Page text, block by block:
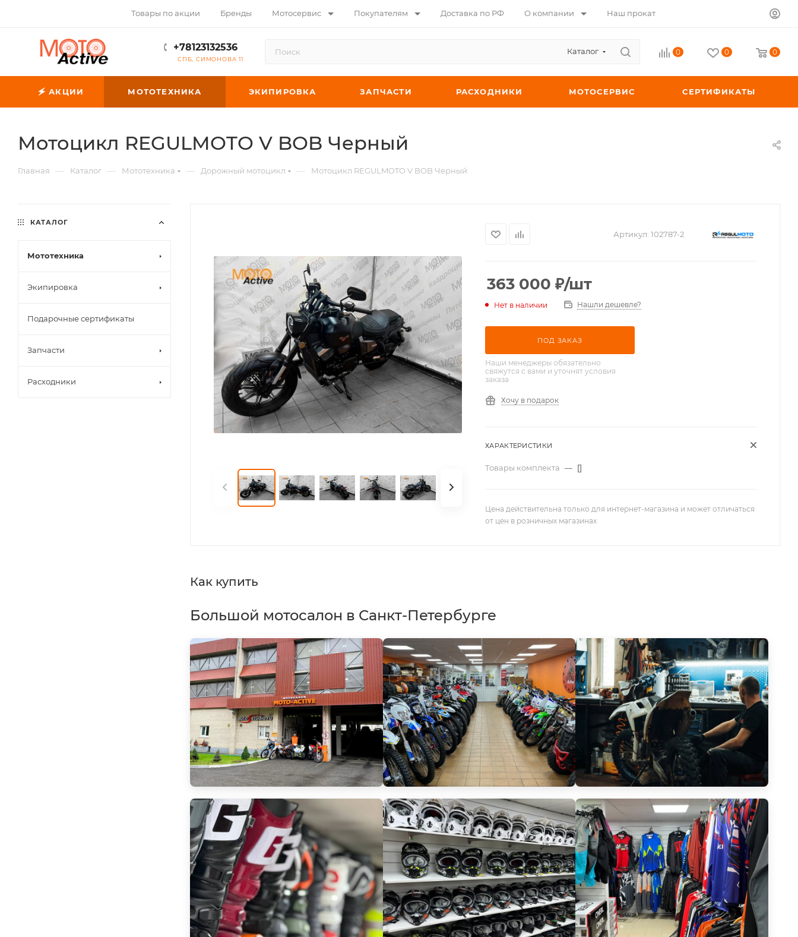
Товары по акции Бренды Мотосервис Покупателям Доставка по РФ О компании Наш прокат
+78123132536
СПБ, СИМОНОВА 11
Каталог 0 0 0
🗲 АКЦИИ МОТОТЕХНИКА ЭКИПИРОВКА ЗАПЧАСТИ РАСХОДНИКИ МОТОСЕРВИС СЕРТИФИКАТЫ
Мотоцикл REGULMOTO V BOB Черный
Главная — Каталог — Мототехника — Дорожный мотоцикл — Мотоцикл REGULMOTO V BOB Черный
Артикул: 102787-2
363 000 ₽/шт
Нет в наличии Нашли дешевле?
ПОД ЗАКАЗ
Наши менеджеры обязательно
свяжутся с вами и уточнят условия
заказа
Хочу в подарок
ХАРАКТЕРИСТИКИ
Товары комплекта — []
Цена действительна только для интернет-магазина и может отличаться
от цен в розничных магазинах
Как купить
Большой мотосалон в Санкт-Петербурге
КАТАЛОГ
Мототехника
Экипировка
Подарочные сертификаты
Запчасти
Расходники